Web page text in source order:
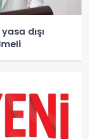
dışı